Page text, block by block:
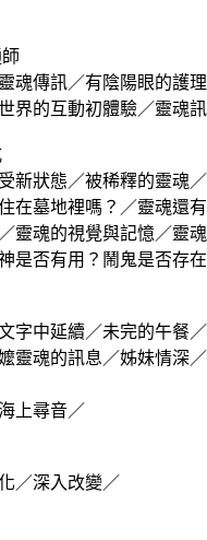
魂傳訊／有陰陽眼的護
界的互動初體驗／靈魂
新狀態／被稀釋的靈魂
在墓地裡嗎？／靈魂還
靈魂的視覺與記憶／靈
是否有用？鬧鬼是否存
字中延續／未完的午餐
靈魂的訊息／姊妹情深
上尋音／
／深入改變／